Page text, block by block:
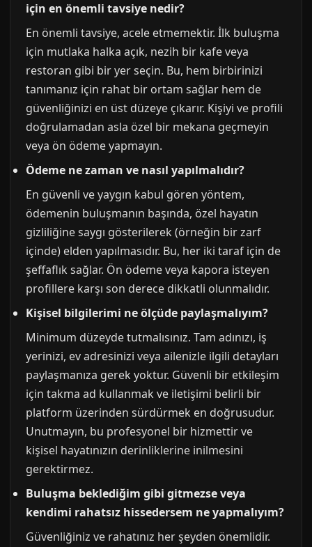
için en önemli tavsiye nedir?
En önemli tavsiye, acele etmemektir. İlk buluşma
için mutlaka halka açık, nezih bir kafe veya
restoran gibi bir yer seçin. Bu, hem birbirinizi
tanımanız için rahat bir ortam sağlar hem de
güvenliğinizi en üst düzeye çıkarır. Kişiyi ve profili
doğrulamadan asla özel bir mekana geçmeyin
veya ön ödeme yapmayın.
Ödeme ne zaman ve nasıl yapılmalıdır?
En güvenli ve yaygın kabul gören yöntem,
ödemenin buluşmanın başında, özel hayatın
gizliliğine saygı gösterilerek (örneğin bir zarf
içinde) elden yapılmasıdır. Bu, her iki taraf için de
şeffaflık sağlar. Ön ödeme veya kapora isteyen
profillere karşı son derece dikkatli olunmalıdır.
Kişisel bilgilerimi ne ölçüde paylaşmalıyım?
Minimum düzeyde tutmalısınız. Tam adınızı, iş
yerinizi, ev adresinizi veya ailenizle ilgili detayları
paylaşmanıza gerek yoktur. Güvenli bir etkileşim
için takma ad kullanmak ve iletişimi belirli bir
platform üzerinden sürdürmek en doğrusudur.
Unutmayın, bu profesyonel bir hizmettir ve
kişisel hayatınızın derinliklerine inilmesini
gerektirmez.
Buluşma beklediğim gibi gitmezse veya
kendimi rahatsız hissedersem ne yapmalıyım?
Güvenliğiniz ve rahatınız her şeyden önemlidir.